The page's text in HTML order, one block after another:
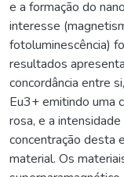
e a formação do
interesse
fotoluminescência)
resultados
concordância entre
Eu3+ emitindo uma
rosa, e a
concentração desta
material. Os